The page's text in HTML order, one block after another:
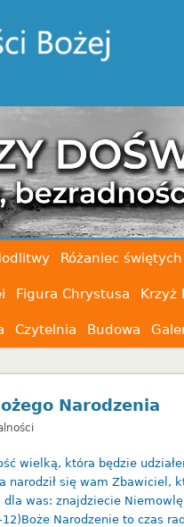
Różaniec
Figura Chrystusa Krzyż
Czytelnia Budowa
Narodzenia
wielką, która będzie
narodził się wam Zbawiciel,
dla was: znajdziecie
Narodzenie to czas